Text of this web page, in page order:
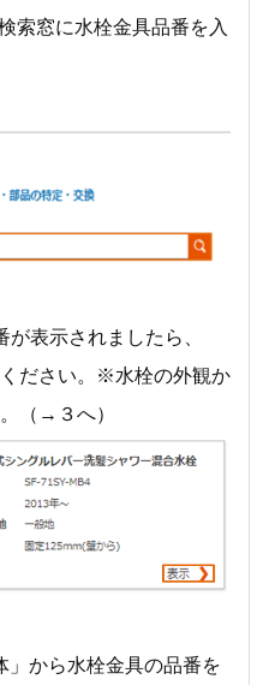
索窓に水栓金具品番を入
が表示されましたら、
ください。※水栓の外観か
（→３へ）
」から水栓金具の品番を